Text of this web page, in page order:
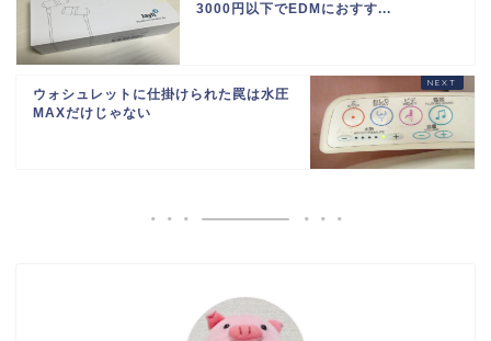
3000円以下でEDMにおすす...
ウォシュレットに仕掛けられた罠は水圧
MAXだけじゃない